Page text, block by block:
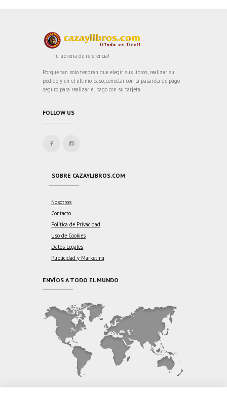
¡Tu librería de referencia!
Porque tan solo tendrán que elegir sus libros, realizar su
pedido y en el último paso, conectar con la pasarela de pago
seguro para realizar el pago con su tarjeta.
FOLLOW US
SOBRE CAZAYLIBROS.COM
Nosotros
Contacto
Política de Privacidad
Uso de Cookies
Datos Legales
Publicidad y Marketing
ENVÍOS A TODO EL MUNDO